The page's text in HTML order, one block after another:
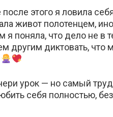
этого я ловила
живот полотенцем,
я поняла, что дело не в
другим диктовать, что
урок — но самый
себя полностью,